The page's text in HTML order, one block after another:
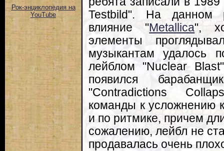
Рок-энциклопедия на
YouTube
Testbild". На данном
влияние "Metallica",
элементы
музыкантам удалось
лейблом "Nuclear
появился
"Contradictions
команды к усложнению
и по ритмике, причем
сожалению, лейбл не
продавалась очень